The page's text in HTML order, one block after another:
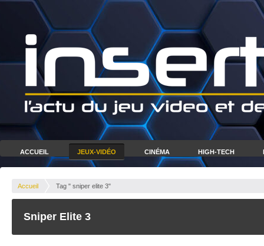
ACCUEIL JEUX-VIDÉO CINÉMA HIGH-TECH
Accueil Tag " sniper elite 3"
Sniper Elite 3